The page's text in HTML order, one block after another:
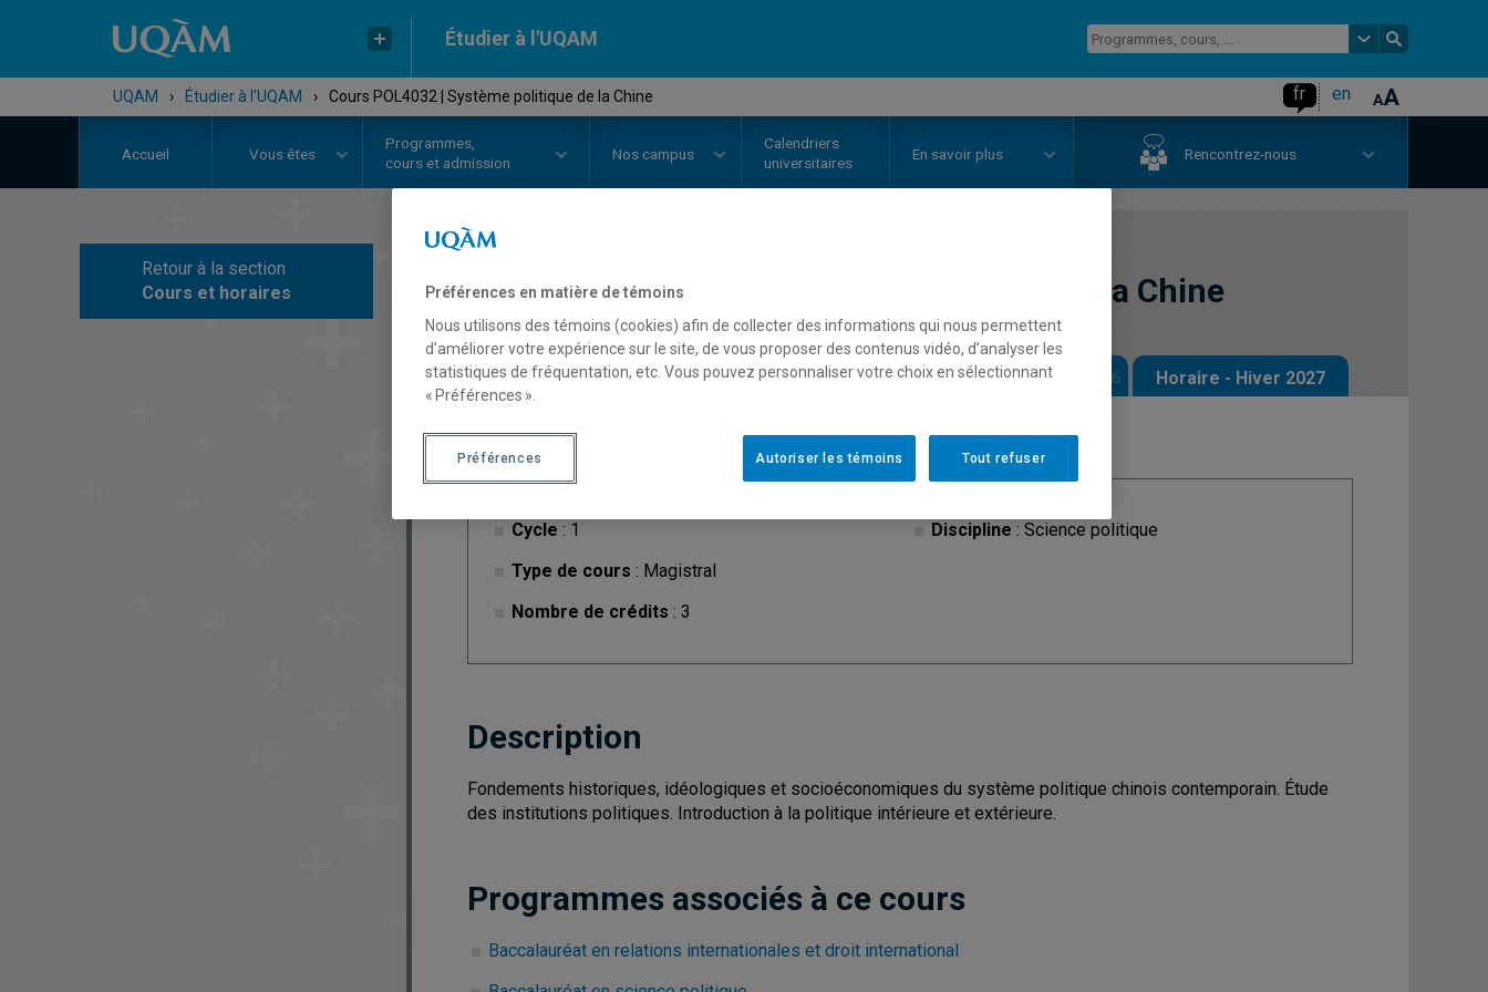
Étudier à l'UQAM
UQAM › Étudier à l'UQAM › Cours POL4032 | Système politique de la Chine fr en
Accueil Vous êtes
Programmes,
cours et admission
Nos campus
Calendriers
universitaires
En savoir plus Rencontrez-nous
Retour à la section
Cours et horaires
COURS// POL4032 Système politique de la Chine
Description Horaire - Été 2026 Horaire - Automne 2026 Horaire - Hiver 2027
Cycle : 1
Type de cours : Magistral
Nombre de crédits : 3
Discipline : Science politique
Description
Fondements historiques, idéologiques et socioéconomiques du système politique chinois contemporain. Étude
des institutions politiques. Introduction à la politique intérieure et extérieure.
Programmes associés à ce cours
Baccalauréat en relations internationales et droit international
Préférences en matière de témoins
Nous utilisons des témoins (cookies) afin de collecter des informations qui nous permettent
d’améliorer votre expérience sur le site, de vous proposer des contenus vidéo, d’analyser les
statistiques de fréquentation, etc. Vous pouvez personnaliser votre choix en sélectionnant
« Préférences ».
Tout refuser
Autoriser les témoins
Préférences